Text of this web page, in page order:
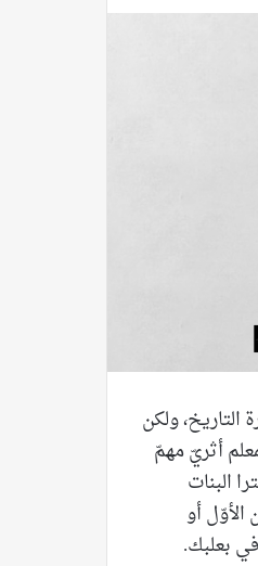
ولكن
أثريّ مهمّ
البنات
الأوّل أو
بعلبك.